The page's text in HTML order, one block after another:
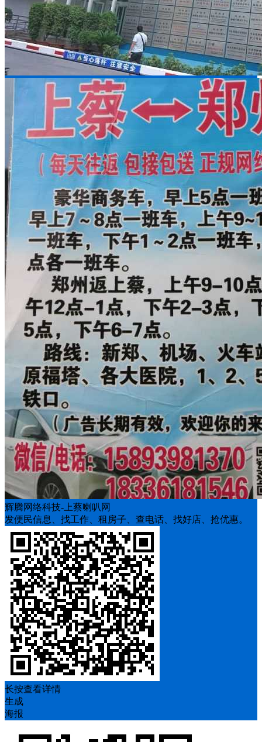
辉腾网络科技-上蔡喇叭网
发便民信息、找工作、租房子、查电话、找好店、抢优惠。
长按查看详情
生成
海报